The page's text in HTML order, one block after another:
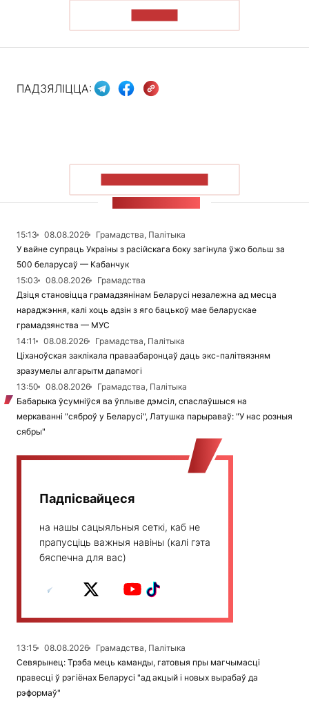
ПАДЗЯЛІЦЦА:
15:13 08.08.2026
Грамадства, Палітыка
У вайне супраць Украіны з расійскага боку загінула ўжо больш за
500 беларусаў — Кабанчук
15:03
08.08.2026
Грамадства
Дзіця становіцца грамадзянінам Беларусі незалежна ад месца
нараджэння, калі хоць адзін з яго бацькоў мае беларускае
грамадзянства — МУС
14:11
08.08.2026
Грамадства, Палітыка
Ціханоўская заклікала праваабаронцаў даць экс-палітвязням
зразумелы алгарытм дапамогі
13:50
08.08.2026
Грамадства, Палітыка
Бабарыка ўсумніўся ва ўплыве дэмсіл, спаслаўшыся на
меркаванні "сяброў у Беларусі", Латушка парыраваў: "У нас розныя
сябры"
Падпісвайцеся
на нашы сацыяльныя сеткі, каб не
прапусціць важныя навіны (калі гэта
бяспечна для вас)
13:15 08.08.2026
Грамадства, Палітыка
Севярынец: Трэба мець каманды, гатовыя пры магчымасці
правесці ў рэгіёнах Беларусі "ад акцый і новых вырабаў да
рэформаў"